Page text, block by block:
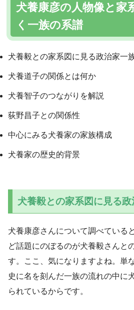
犬養康彦の人物像と家
く一族の系譜
犬養毅との家系図に見る政治家一
犬養道子の関係とは何か
犬養智子のつながりを解説
荻野昌子との関係性
中心にみる犬養家の家族構成
犬養家の歴史的背景
犬養毅との家系図に見る
犬養康彦さんについて調べている
ど話題にのぼるのが犬養毅さんと
す。ここ、気になりますよね。単
史に名を刻んだ一族の流れの中に
られているからです。